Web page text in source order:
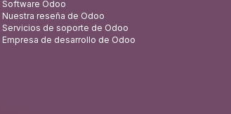
Software Odoo
Nuestra reseña de Odoo
Servicios de soporte de Odoo
Empresa de desarrollo de Odoo